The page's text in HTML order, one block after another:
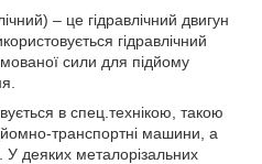
– це гідравлічний двигун
гідравлічний
сили для підйому
в спец.технікою, такою
транспортні машини, а
У деяких металорізальних